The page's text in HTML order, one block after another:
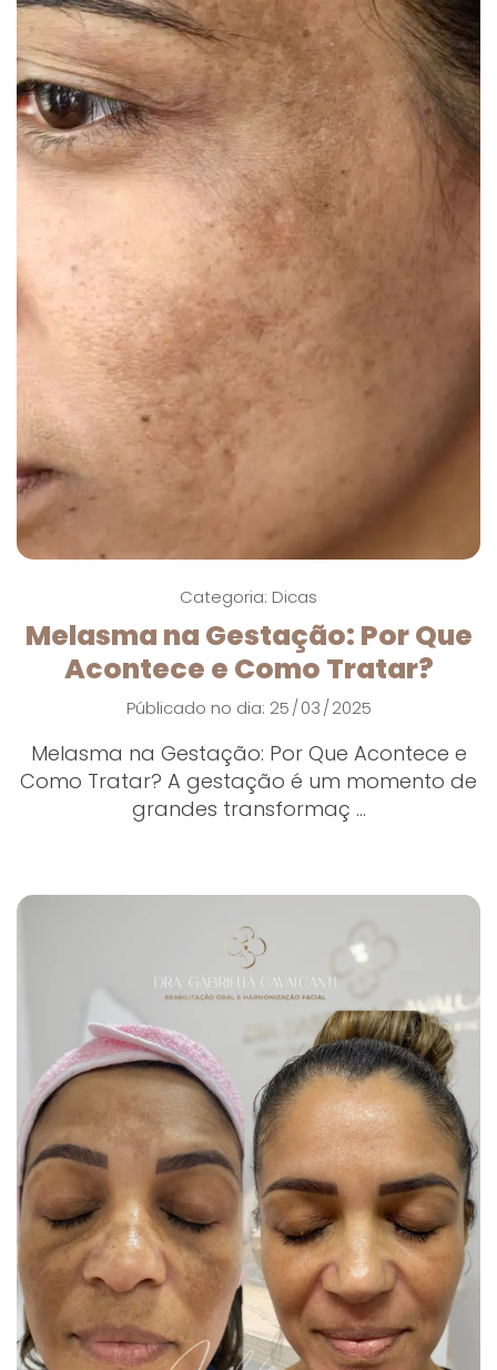
Categoria: Dicas
Melasma na Gestação: Por Que
Acontece e Como Tratar?
Públicado no dia: 25 / 03 / 2025
Melasma na Gestação: Por Que Acontece e
Como Tratar? A gestação é um momento de
grandes transformaç ...